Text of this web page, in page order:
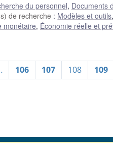
du personnel, Documents
de recherche : Modèles et outils,
monétaire, Économie réelle et
106 107 108 109